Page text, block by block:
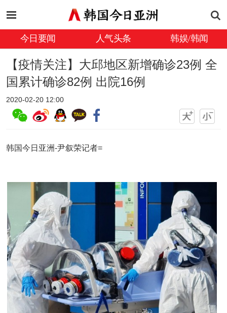
今日要闻 人气头条 韩娱/韩闻
【疫情关注】大邱地区新增确诊23例 全
国累计确诊82例 出院16例
2020-02-20 12:00
韩国今日亚洲-尹叙荣记者=